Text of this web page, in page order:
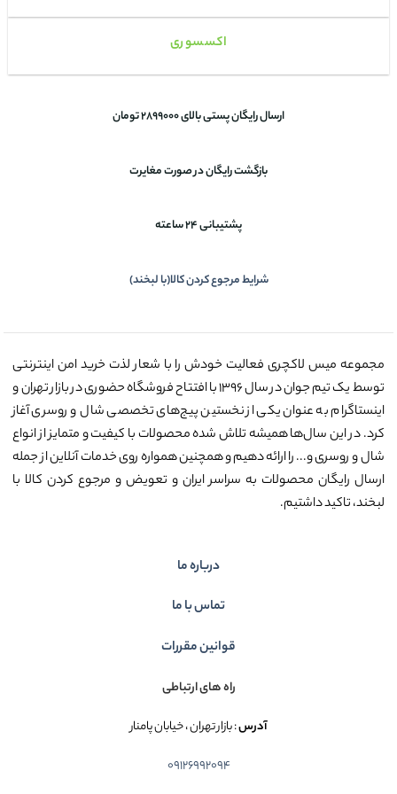
اکسسوری
ارسال رایگان پستی بالای 2899000 تومان
بازگشت رایگان در صورت مغایرت
پشتیبانی 24 ساعته
شرایط مرجوع کردن کالا(با لبخند)
مجموعه میس لاکچری فعالیت خودش را با شعار لذت خرید امن اینترنتی
توسط یک تیم جوان در سال ۱۳۹۶ با افتتاح فروشگاه حضوری در بازار تهران و
اینستاگرام به عنوان یکی از نخستین پیج‌های تخصصی شال و روسری آغاز
کرد. در این سال‌ها همیشه تلاش شده محصولات با کیفیت و متمایز از انواع
شال و روسری و... را ارائه دهیم و همچنین همواره روی خدمات آنلاین از جمله
ارسال رایگان محصولات به سراسر ایران و تعویض و مرجوع کردن کالا با
لبخند، تاکید داشتیم.
درباره ما
تماس با ما
قوانین مقررات
راه های ارتباطی
آدرس: بازار تهران ، خیابان پامنار
09126992094